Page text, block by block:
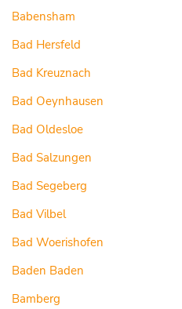
Babensham
Bad Hersfeld
Bad Kreuznach
Bad Oeynhausen
Bad Oldesloe
Bad Salzungen
Bad Segeberg
Bad Vilbel
Bad Woerishofen
Baden Baden
Bamberg